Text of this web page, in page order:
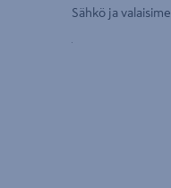
Sähkö ja